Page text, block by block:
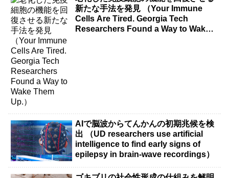
新たな手法を発見 （Your Immune
Cells Are Tired. Georgia Tech
Researchers Found a Way to Wake
AIで脳波からてんかんの初期兆候を検
出 （UD researchers use artificial
intelligence to find early signs of
epilepsy in brain-wave recordings）